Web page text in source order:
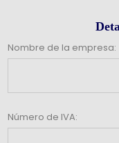
Nombre de la empresa:
Número de IVA: